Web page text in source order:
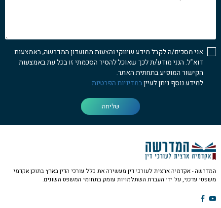
לנו
אני מסכים/ה לקבל מידע שיווקי והצעות ממועדון המדרשה, באמצעות
דוא"ל. הנני מודע/ת לכך שאוכל להסיר הסכמתי זו בכל עת באמצעות
הקישור המופיע בתחתית האתר.
למידע נוסף ניתן לעייןבמדיניות הפרטיות
שליחה
המדרשה - אקדמיה ארצית לעורכי דין מעשירה את כלל עורכי הדין בארץ בתוכן אקדמי
משפטי עדכני, על ידי העברת השתלמויות עומק בתחומי המשפט השונים.